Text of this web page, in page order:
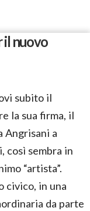
il nuovo
subito il
la sua firma, il
Angrisani a
così sembra in
“artista”.
civico, in una
da parte